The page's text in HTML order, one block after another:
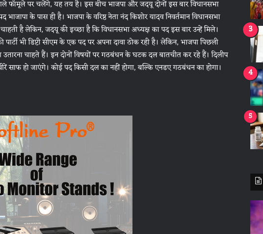
फॉमूले पर चलेंगे, यह तय है। इस बीच भाजपा और जदयू दोनों इस बार विधानसभा
के पास ही है। भाजपा के वरिष्ठ नेता नंद किशोर यादव निवर्तमान विधानसभा
है लेकिन, जदयू की इच्छा है कि विधानसभा अध्यक्ष का पद इस बार उन्हें मिले।
पार्टी भी डिप्टी सीएम के एक पद पर अपना दावा ठोक रही है। लेकिन, भाजपा पिछली
उतारना चाहते हैं। इन दोनों विषयों पर गठबंधन के घटक दल बातचीत कर रहे हैं। दिलीप
साफ हो जाएंगे। कोई पद किसी दल का नहीं होगा, बल्कि एनडए गठबंधन का होगा।